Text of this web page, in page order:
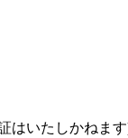
はいたしかねま